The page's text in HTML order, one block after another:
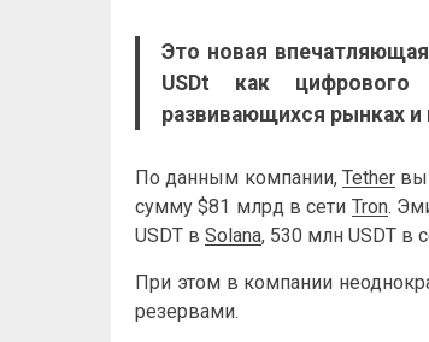
Это новая
USDt как
развивающихся рынках
По данным компании, Tether
сумму $81 млрд в сети Tron.
USDT в Solana, 530 млн USDT в
При этом в компании
резервами.